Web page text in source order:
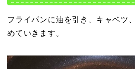
フライパンに油を引き、キャベツ
めていきます。